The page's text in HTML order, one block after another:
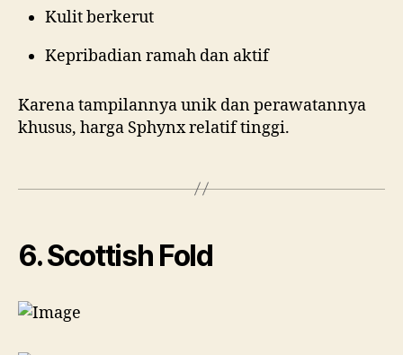
Kulit berkerut
Kepribadian ramah dan aktif
Karena tampilannya unik dan perawatannya
khusus, harga Sphynx relatif tinggi.
6. Scottish Fold